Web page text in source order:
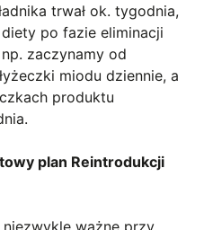
trwał ok. tygodnia,
po fazie eliminacji
zaczynamy od
miodu dziennie, a
produktu
plan Reintrodukcji
ważne przy